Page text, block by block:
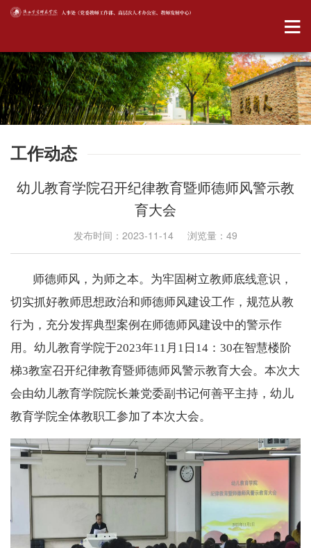
工作动态
幼儿教育学院召开纪律教育暨师德师风警示教
育大会
发布时间：2023-11-14 浏览量： 49
师德师风，为师之本。为牢固树立教师底线意识，
切实抓好教师思想政治和师德师风建设工作，规范从教
行为，充分发挥典型案例在师德师风建设中的警示作
用。幼儿教育学院于2023年11月1日14：30在智慧楼阶
梯3教室召开纪律教育暨师德师风警示教育大会。本次大
会由幼儿教育学院院长兼党委副书记何善平主持，幼儿
教育学院全体教职工参加了本次大会。